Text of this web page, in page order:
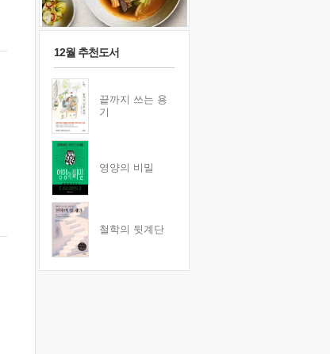
12월 추천도서
끝까지 쓰는 용
기
영양의 비밀
철학의 뒷계단